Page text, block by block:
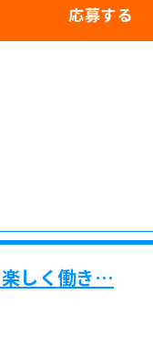
応募する
しく働き…